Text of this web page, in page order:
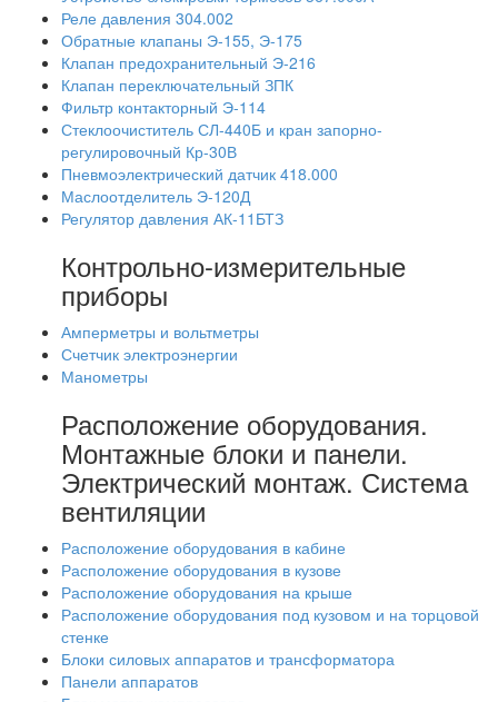
Реле давления 304.002
Обратные клапаны Э-155, Э-175
Клапан предохранительный Э-216
Клапан переключательный ЗПК
Фильтр контакторный Э-114
Стеклоочиститель СЛ-440Б и кран запорно-
регулировочный Кр-30В
Пневмоэлектрический датчик 418.000
Маслоотделитель Э-120Д
Регулятор давления АК-11БТЗ
Контрольно-измерительные
приборы
Амперметры и вольтметры
Счетчик электроэнергии
Манометры
Расположение оборудования.
Монтажные блоки и панели.
Электрический монтаж. Система
вентиляции
Расположение оборудования в кабине
Расположение оборудования в кузове
Расположение оборудования на крыше
Расположение оборудования под кузовом и на торцовой
стенке
Блоки силовых аппаратов и трансформатора
Панели аппаратов